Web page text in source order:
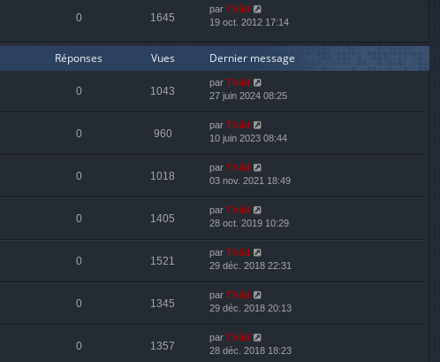
0 1645
par Thãd
19 oct. 2012 17:14
Réponses Vues Dernier message
0 1043
par Thãd
27 juin 2024 08:25
0 960
par Thãd
10 juin 2023 08:44
0 1018
par Thãd
03 nov. 2021 18:49
0 1405
par Thãd
28 oct. 2019 10:29
0 1521
par Thãd
29 déc. 2018 22:31
0 1345
par Thãd
29 déc. 2018 20:13
0 1357
par Thãd
28 déc. 2018 18:23